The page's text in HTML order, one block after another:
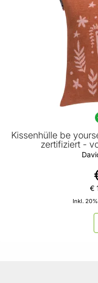
Kissenhülle be
zertifiziert -
Inkl.
€